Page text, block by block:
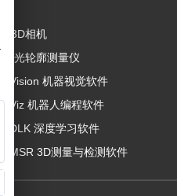
级3D相机
激光轮廓测量仪
Vision 机器视觉软件
Viz 机器人编程软件
DLK 深度学习软件
MSR 3D测量与检测软件